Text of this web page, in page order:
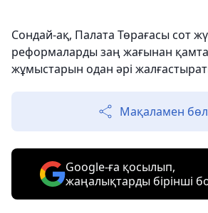
Сондай-ақ, Палата Төрағасы сот
реформаларды заң жағынан
жұмыстарын одан әрі
Мақаламен
Google-ға қосылып,
жаңалықтарды бірінші